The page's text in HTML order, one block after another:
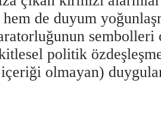
de duyum
sembolleri
politik
olmayan)